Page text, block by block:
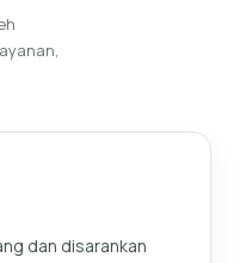
dan disarankan